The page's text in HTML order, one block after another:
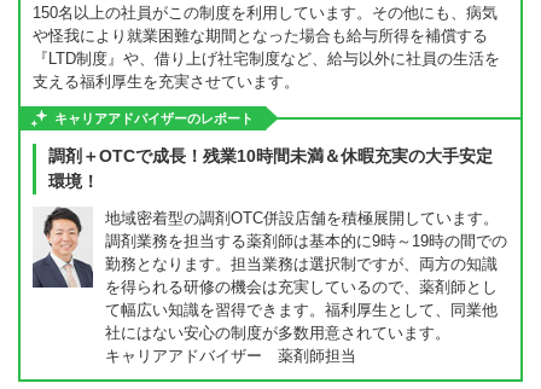
150名以上の社員がこの制度を利用しています。その他にも、病気
や怪我により就業困難な期間となった場合も給与所得を補償する
『LTD制度』や、借り上げ社宅制度など、給与以外に社員の生活を
支える福利厚生を充実させています。
キャリアアドバイザーのレポート
調剤＋OTCで成長！残業10時間未満＆休暇充実の大手安定
環境！
地域密着型の調剤OTC併設店舗を積極展開しています。
調剤業務を担当する薬剤師は基本的に9時～19時の間での
勤務となります。担当業務は選択制ですが、両方の知識
を得られる研修の機会は充実しているので、薬剤師とし
て幅広い知識を習得できます。福利厚生として、同業他
社にはない安心の制度が多数用意されています。
キャリアアドバイザー 薬剤師担当